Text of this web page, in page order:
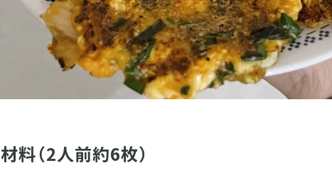
材料（2人前約6枚）